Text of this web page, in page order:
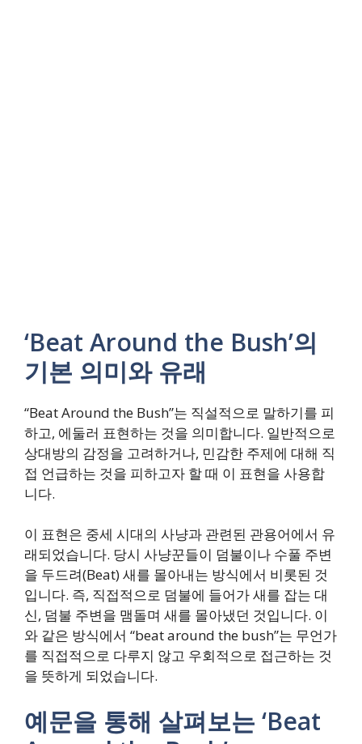
‘Beat Around the Bush’의
기본 의미와 유래
“Beat Around the Bush”는 직설적으로 말하기를 피
하고, 에둘러 표현하는 것을 의미합니다. 일반적으로
상대방의 감정을 고려하거나, 민감한 주제에 대해 직
접 언급하는 것을 피하고자 할 때 이 표현을 사용합
니다.
이 표현은 중세 시대의 사냥과 관련된 관용어에서 유
래되었습니다. 당시 사냥꾼들이 덤불이나 수풀 주변
을 두드려(Beat) 새를 몰아내는 방식에서 비롯된 것
입니다. 즉, 직접적으로 덤불에 들어가 새를 잡는 대
신, 덤불 주변을 맴돌며 새를 몰아냈던 것입니다. 이
와 같은 방식에서 “beat around the bush”는 무언가
를 직접적으로 다루지 않고 우회적으로 접근하는 것
을 뜻하게 되었습니다.
예문을 통해 살펴보는 ‘Beat